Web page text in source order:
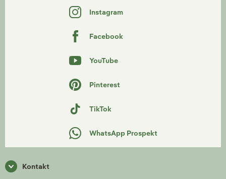
Instagram
Facebook
YouTube
Pinterest
TikTok
WhatsApp Prospekt
Kontakt